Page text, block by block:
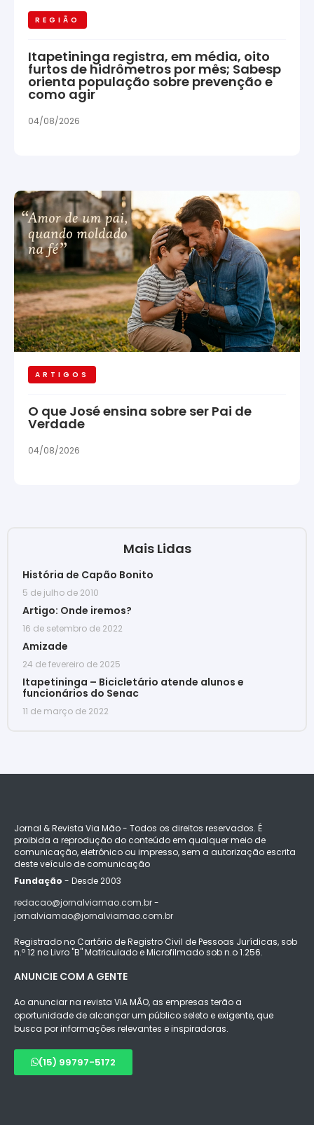
REGIÃO
Itapetininga registra, em média, oito
furtos de hidrômetros por mês; Sabesp
orienta população sobre prevenção e
como agir
04/08/2026
ARTIGOS
O que José ensina sobre ser Pai de
Verdade
04/08/2026
Mais Lidas
História de Capão Bonito
5 de julho de 2010
Artigo: Onde iremos?
16 de setembro de 2022
Amizade
24 de fevereiro de 2025
Itapetininga – Bicicletário atende alunos e
funcionários do Senac
11 de março de 2022
Jornal & Revista Via Mão - Todos os direitos reservados. É
proibida a reprodução do conteúdo em qualquer meio de
comunicação, eletrônico ou impresso, sem a autorização escrita
deste veículo de comunicação
Fundação - Desde 2003
redacao@jornalviamao.com.br -
jornalviamao@jornalviamao.com.br
Registrado no Cartório de Registro Civil de Pessoas Jurídicas, sob
n.º 12 no Livro "B" Matriculado e Microfilmado sob n.o 1.256.
ANUNCIE COM A GENTE
Ao anunciar na revista VIA MÃO, as empresas terão a
oportunidade de alcançar um público seleto e exigente, que
busca por informações relevantes e inspiradoras.
(15) 99797-5172